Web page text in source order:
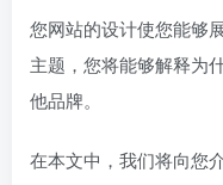
您网站的设计使您能够
主题，您将能够解释为
他品牌。
在本文中，我们将向您